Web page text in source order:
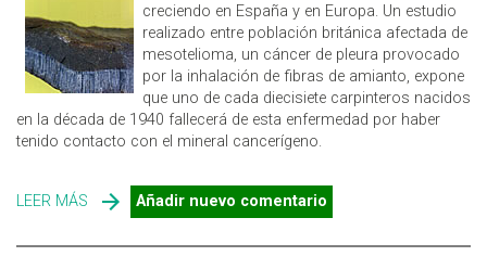
creciendo en España y en Europa. Un estudio
realizado entre población británica afectada de
mesotelioma, un cáncer de pleura provocado
por la inhalación de fibras de amianto, expone
que uno de cada diecisiete carpinteros nacidos
en la década de 1940 fallecerá de esta enfermedad por haber
tenido contacto con el mineral cancerígeno.
LEER MÁS SOBRE AUMENTAN LOS AFECTADOS POR EL AMIANTO
Añadir nuevo comentario